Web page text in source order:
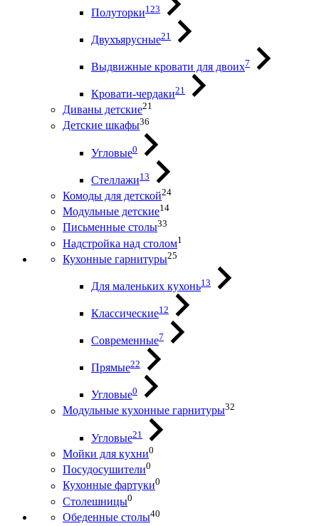
Полуторки123
Двухъярусные21
Выдвижные кровати для двоих7
Кровати-чердаки21
Диваны детские21
Детские шкафы36
Угловые0
Стеллажи13
Комоды для детской24
Модульные детские14
Письменные столы33
Надстройка над столом1
Кухонные гарнитуры25
Для маленьких кухонь13
Классические12
Современные7
Прямые22
Угловые0
Модульные кухонные гарнитуры32
Угловые21
Мойки для кухни0
Посудосушители0
Кухонные фартуки0
Столешницы0
Обеденные столы40